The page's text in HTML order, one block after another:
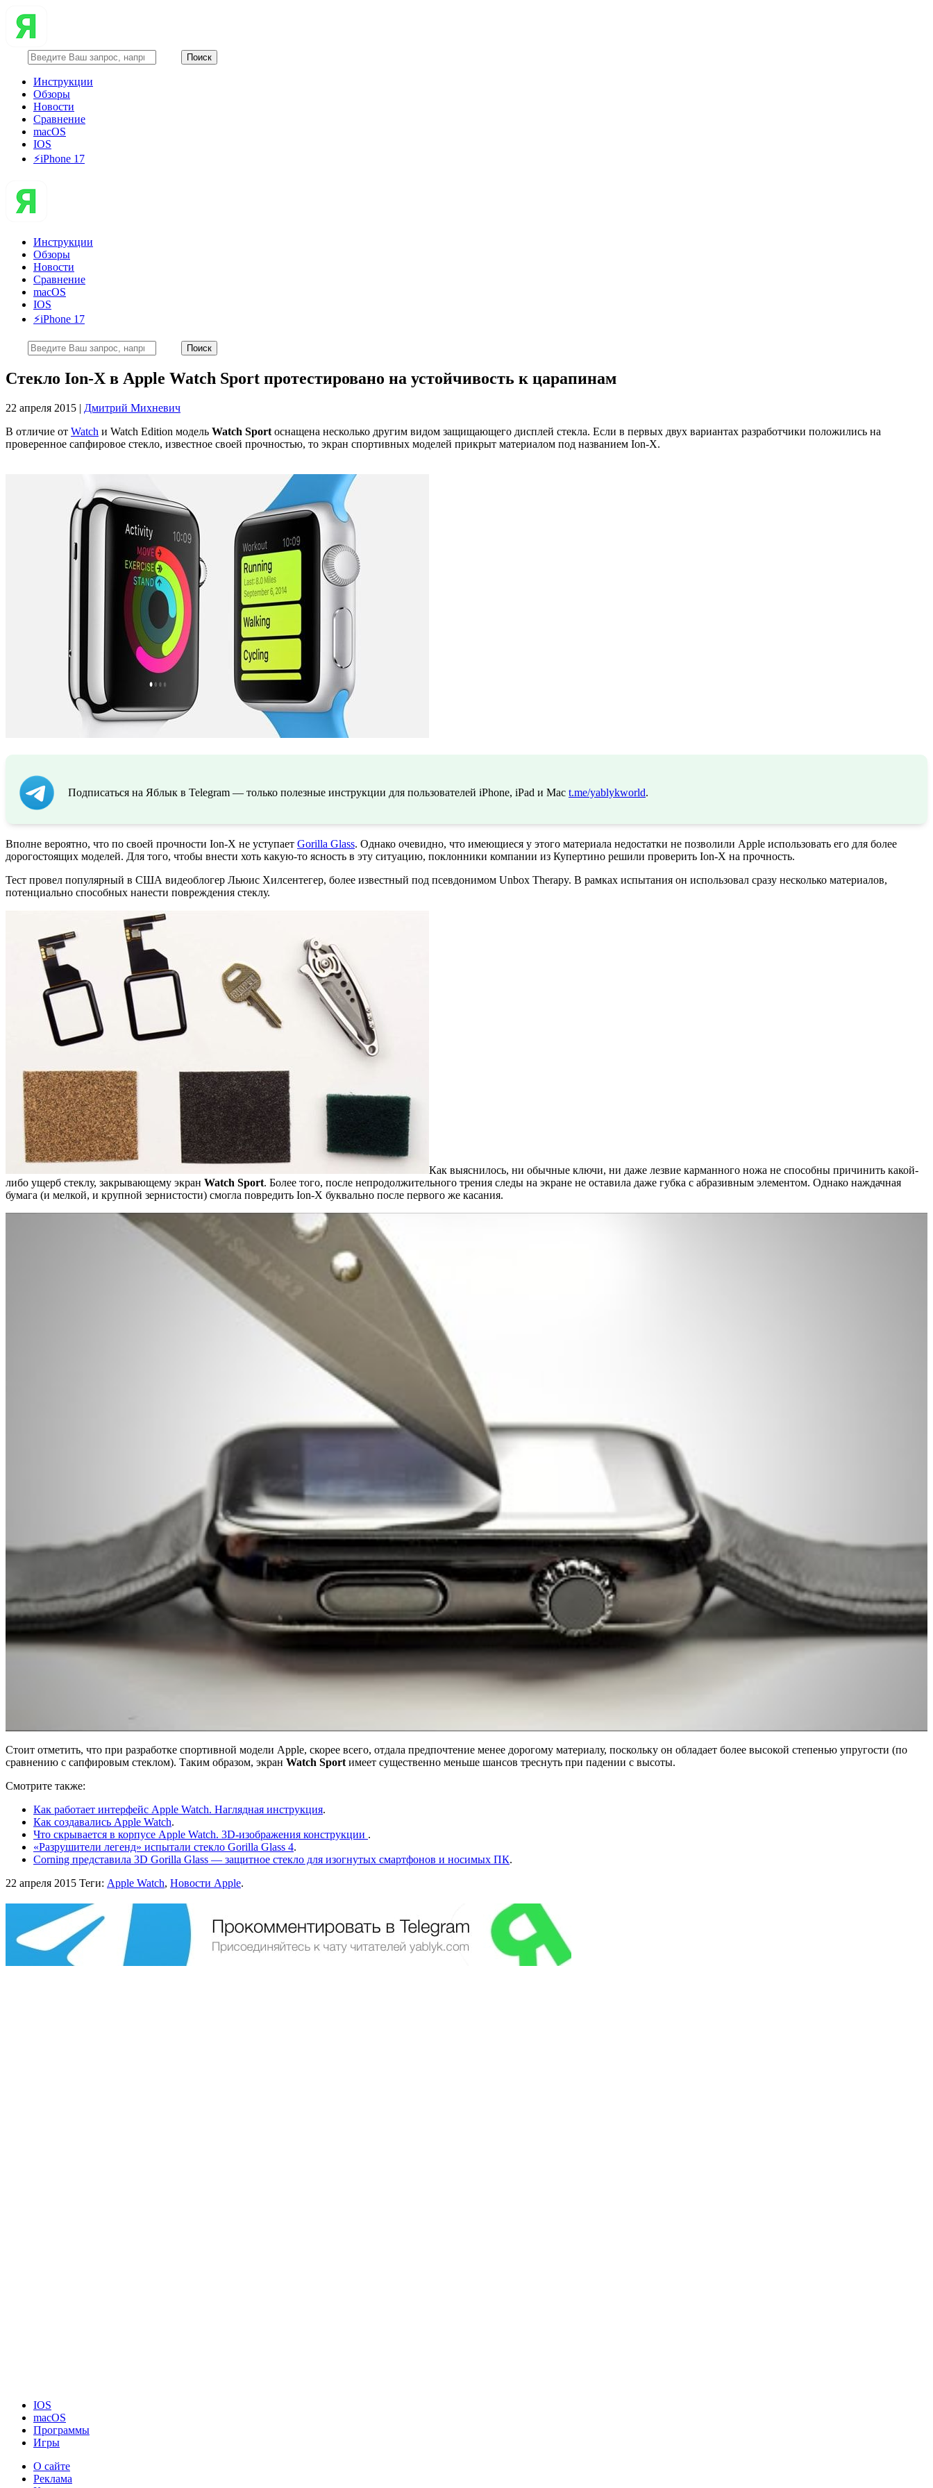
Инструкции
Обзоры
Новости
Сравнение
macOS
IOS
⚡️iPhone 17
Инструкции
Обзоры
Новости
Сравнение
macOS
IOS
⚡️iPhone 17
Стекло Ion-X в Apple Watch Sport протестировано на устойчивость к царапинам
22 апреля 2015 | Дмитрий Михневич
В отличие от Watch и Watch Edition модель Watch Sport оснащена несколько другим видом защищающего дисплей стекла. Если в первых двух вариантах разработчики положились на
проверенное сапфировое стекло, известное своей прочностью, то экран спортивных моделей прикрыт материалом под названием Ion-X.
Подписаться на Яблык в Telegram — только полезные инструкции для пользователей iPhone, iPad и Mac t.me/yablykworld.
Вполне вероятно, что по своей прочности Ion-X не уступает Gorilla Glass. Однако очевидно, что имеющиеся у этого материала недостатки не позволили Apple использовать его для более
дорогостоящих моделей. Для того, чтобы внести хоть какую-то ясность в эту ситуацию, поклонники компании из Купертино решили проверить Ion-X на прочность.
Тест провел популярный в США видеоблогер Льюис Хилсентегер, более известный под псевдонимом Unbox Therapy. В рамках испытания он использовал сразу несколько материалов,
потенциально способных нанести повреждения стеклу.
Как выяснилось, ни обычные ключи, ни даже лезвие карманного ножа не способны причинить какой-
либо ущерб стеклу, закрывающему экран Watch Sport. Более того, после непродолжительного трения следы на экране не оставила даже губка с абразивным элементом. Однако наждачная
бумага (и мелкой, и крупной зернистости) смогла повредить Ion-X буквально после первого же касания.
Стоит отметить, что при разработке спортивной модели Apple, скорее всего, отдала предпочтение менее дорогому материалу, поскольку он обладает более высокой степенью упругости (по
сравнению с сапфировым стеклом). Таким образом, экран Watch Sport имеет существенно меньше шансов треснуть при падении с высоты.
Смотрите также:
Как работает интерфейс Apple Watch. Наглядная инструкция.
Как создавались Apple Watch.
Что скрывается в корпусе Apple Watch. 3D-изображения конструкции .
«Разрушители легенд» испытали стекло Gorilla Glass 4.
Corning представила 3D Gorilla Glass — защитное стекло для изогнутых смартфонов и носимых ПК.
22 апреля 2015 Теги: Apple Watch, Новости Apple.
IOS
macOS
Программы
Игры
О сайте
Реклама